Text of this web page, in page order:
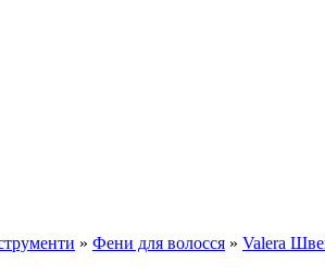
» Фени для волосся » Valera